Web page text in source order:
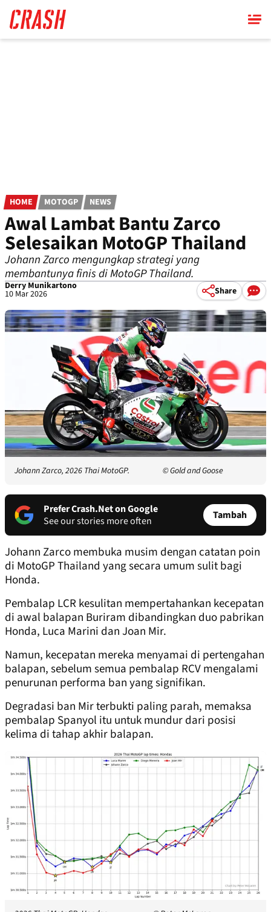
main
content
HOME MOTOGP NEWS
Awal Lambat Bantu Zarco
Selesaikan MotoGP Thailand
Johann Zarco mengungkap strategi yang
membantunya finis di MotoGP Thailand.
Derry Munikartono
10 Mar 2026 Share
Johann Zarco, 2026 Thai MotoGP. © Gold and Goose
Prefer Crash.Net on Google
See our stories more often
Tambah
Johann Zarco membuka musim dengan catatan poin
di MotoGP Thailand yang secara umum sulit bagi
Honda.
Pembalap LCR kesulitan mempertahankan kecepatan
di awal balapan Buriram dibandingkan duo pabrikan
Honda, Luca Marini dan Joan Mir.
Namun, kecepatan mereka menyamai di pertengahan
balapan, sebelum semua pembalap RCV mengalami
penurunan performa ban yang signifikan.
Degradasi ban Mir terbukti paling parah, memaksa
pembalap Spanyol itu untuk mundur dari posisi
kelima di tahap akhir balapan.